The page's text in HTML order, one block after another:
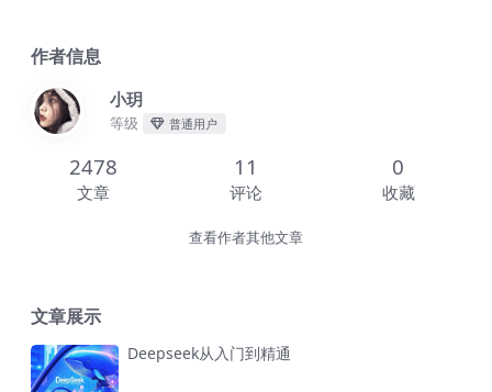
作者信息
小玥
等级 普通用户
2478
文章
11
评论
0
收藏
查看作者其他文章
文章展示
Deepseek从入门到精通